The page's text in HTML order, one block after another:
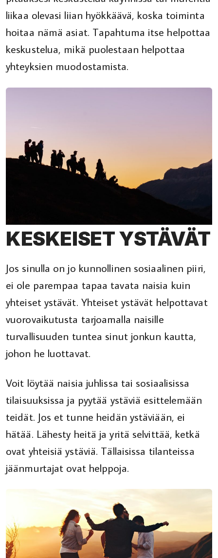
liikaa olevasi liian hyökkäävä, koska toiminta
hoitaa nämä asiat. Tapahtuma itse helpottaa
keskustelua, mikä puolestaan helpottaa
yhteyksien muodostamista.
KESKEISET YSTÄVÄT
Jos sinulla on jo kunnollinen sosiaalinen piiri,
ei ole parempaa tapaa tavata naisia ​​kuin
yhteiset ystävät. Yhteiset ystävät helpottavat
vuorovaikutusta tarjoamalla naisille
turvallisuuden tuntea sinut jonkun kautta,
johon he luottavat.
Voit löytää naisia ​​juhlissa tai sosiaalisissa
tilaisuuksissa ja pyytää ystäviä esittelemään
teidät. Jos et tunne heidän ystäviään, ei
hätää. Lähesty heitä ja yritä selvittää, ketkä
ovat yhteisiä ystäviä. Tällaisissa tilanteissa
jäänmurtajat ovat helppoja.